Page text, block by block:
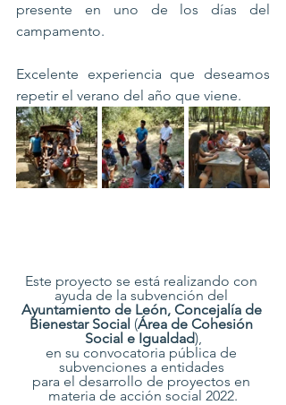
presente en uno de los días del
campamento.
Excelente experiencia que deseamos
repetir el verano del año que viene.
Este proyecto se está realizando con
ayuda de la subvención del
Ayuntamiento de León, Concejalía de
Bienestar Social (Área de Cohesión
Social e Igualdad),
en su convocatoria pública de
subvenciones a entidades
para el desarrollo de proyectos en
materia de acción social 2022.